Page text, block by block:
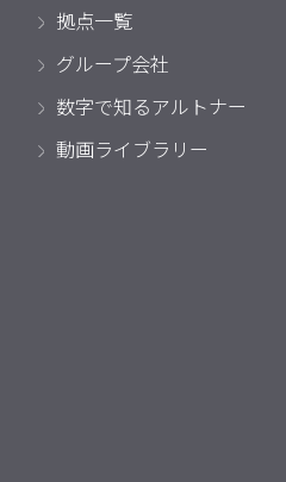
拠点一覧
グループ会社
数字で知るアルトナー
動画ライブラリー